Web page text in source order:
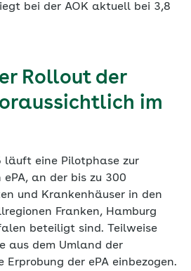
bei der AOK aktuell bei 3,8
Rollout der
im
läuft eine Pilotphase zur
ePA, an der bis zu 300
und Krankenhäuser in den
Franken, Hamburg
beteiligt sind. Teilweise
aus dem Umland der
Erprobung der ePA einbezogen.